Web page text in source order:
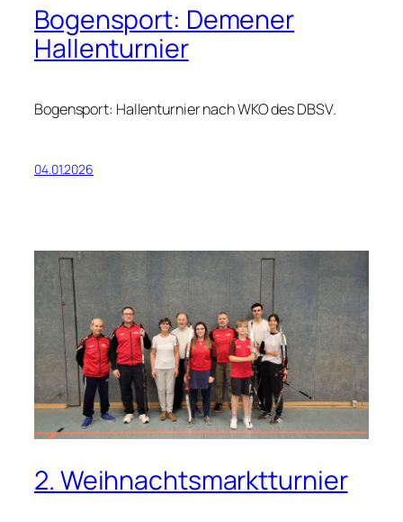
Bogensport: Demener
Hallenturnier
Bogensport: Hallenturnier nach WKO des DBSV.
04.01.2026
2. Weihnachtsmarktturnier